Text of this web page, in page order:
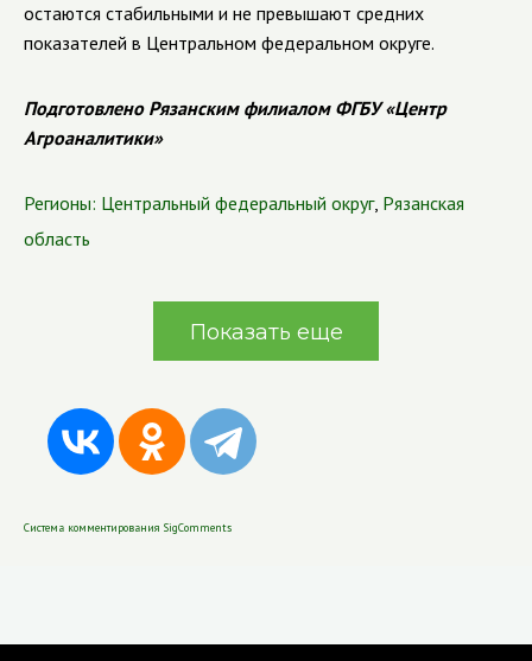
остаются стабильными и не превышают средних
показателей в Центральном федеральном округе.
Подготовлено Рязанским филиалом ФГБУ «Центр
Агроаналитики»
Регионы: Центральный федеральный округ, Рязанская
область
Показать еще
Система комментирования SigComments